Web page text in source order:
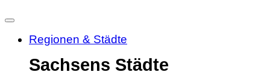
Regionen & Städte
Sachsens Städte